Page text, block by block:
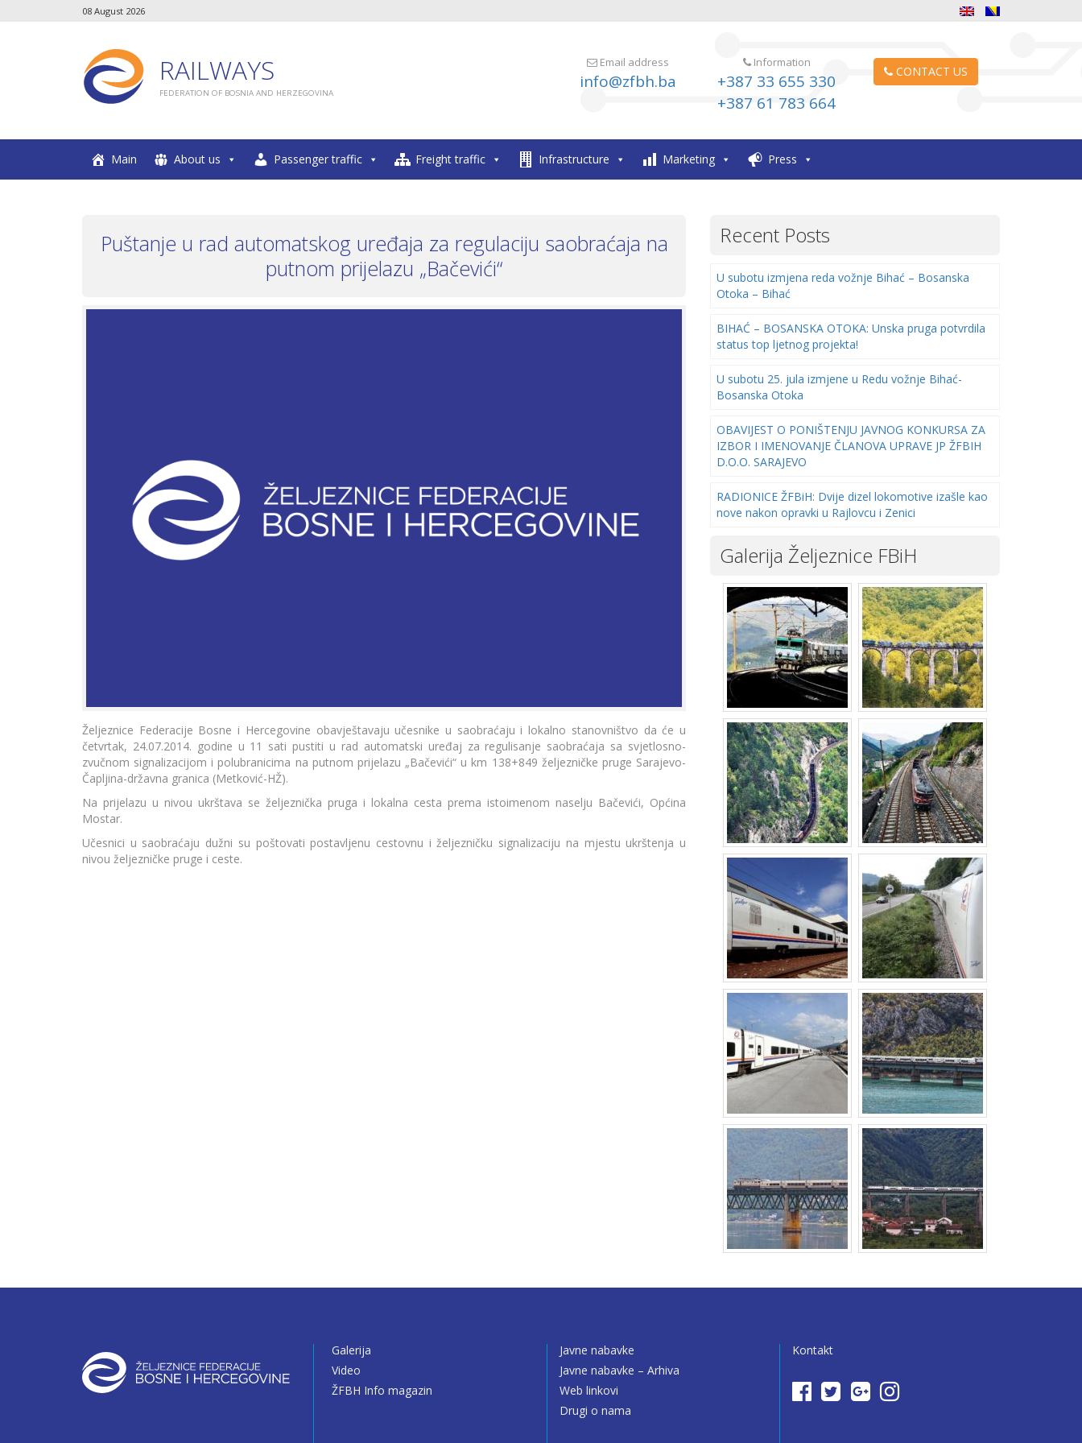
08 August 2026
RAILWAYS
FEDERATION OF BOSNIA AND HERZEGOVINA
Email address
info@zfbh.ba
Information
+387 33 655 330
+387 61 783 664
CONTACT US
Main About us Passenger traffic Freight traffic Infrastructure Marketing Press
Puštanje u rad automatskog uređaja za regulaciju saobraćaja na
putnom prijelazu „Bačevići“
Željeznice Federacije Bosne i Hercegovine obavještavaju učesnike u saobraćaju i lokalno stanovništvo da će u
četvrtak, 24.07.2014. godine u 11 sati pustiti u rad automatski uređaj za regulisanje saobraćaja sa svjetlosno-
zvučnom signalizacijom i polubranicima na putnom prijelazu „Bačevići“ u km 138+849 željezničke pruge Sarajevo-
Čapljina-državna granica (Metković-HŽ).
Na prijelazu u nivou ukrštava se željeznička pruga i lokalna cesta prema istoimenom naselju Bačevići, Općina
Mostar.
Učesnici u saobraćaju dužni su poštovati postavljenu cestovnu i željezničku signalizaciju na mjestu ukrštenja u
nivou željezničke pruge i ceste.
Recent Posts
U subotu izmjena reda vožnje Bihać – Bosanska
Otoka – Bihać
BIHAĆ – BOSANSKA OTOKA: Unska pruga potvrdila
status top ljetnog projekta!
U subotu 25. jula izmjene u Redu vožnje Bihać-
Bosanska Otoka
OBAVIJEST O PONIŠTENJU JAVNOG KONKURSA ZA
IZBOR I IMENOVANJE ČLANOVA UPRAVE JP ŽFBIH
D.O.O. SARAJEVO
RADIONICE ŽFBiH: Dvije dizel lokomotive izašle kao
nove nakon opravki u Rajlovcu i Zenici
Galerija Željeznice FBiH
Galerija
Video
ŽFBH Info magazin
Javne nabavke
Javne nabavke – Arhiva
Web linkovi
Drugi o nama
Kontakt